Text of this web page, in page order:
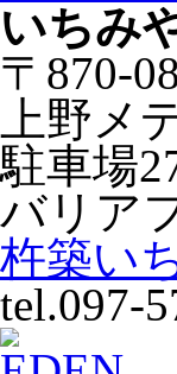
いちみ
〒870-
上野メ
駐車場
バリア
杵築い
tel.097-